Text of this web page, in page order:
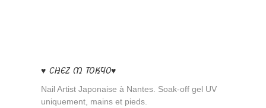
♥ CHEZ M TOKYO♥
Nail Artist Japonaise à Nantes. Soak-off gel UV
uniquement, mains et pieds.